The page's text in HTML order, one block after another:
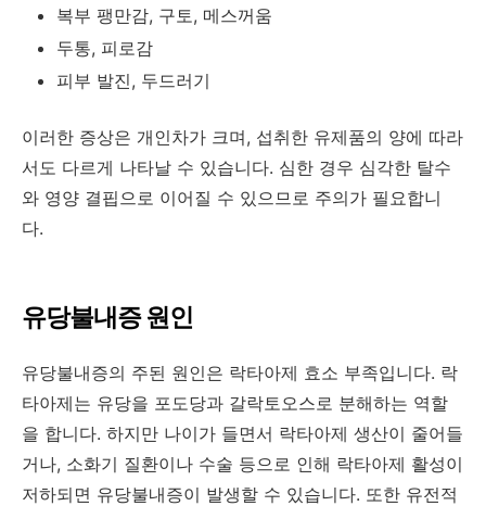
복부 팽만감, 구토, 메스꺼움
두통, 피로감
피부 발진, 두드러기
이러한 증상은 개인차가 크며, 섭취한 유제품의 양에 따라
서도 다르게 나타날 수 있습니다. 심한 경우 심각한 탈수
와 영양 결핍으로 이어질 수 있으므로 주의가 필요합니
다.
유당불내증 원인
유당불내증의 주된 원인은 락타아제 효소 부족입니다. 락
타아제는 유당을 포도당과 갈락토오스로 분해하는 역할
을 합니다. 하지만 나이가 들면서 락타아제 생산이 줄어들
거나, 소화기 질환이나 수술 등으로 인해 락타아제 활성이
저하되면 유당불내증이 발생할 수 있습니다. 또한 유전적